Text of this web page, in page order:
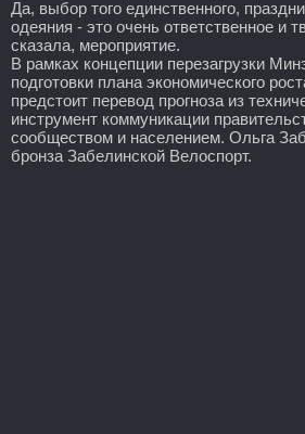
Да, выбор того единственного,
одеяния - это очень ответственное и
сказала, мероприятие.
В рамках концепции перезагрузки
подготовки плана экономического
предстоит перевод прогноза из
инструмент коммуникации
сообществом и населением. Ольга
бронза Забелинской Велоспорт.